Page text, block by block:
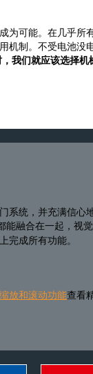
为可能。在几乎所
机制。不受电池没
我们就应该选择机
系统，并充满信心
能融合在一起，视
完成所有功能。
缩放和滚动功能查看